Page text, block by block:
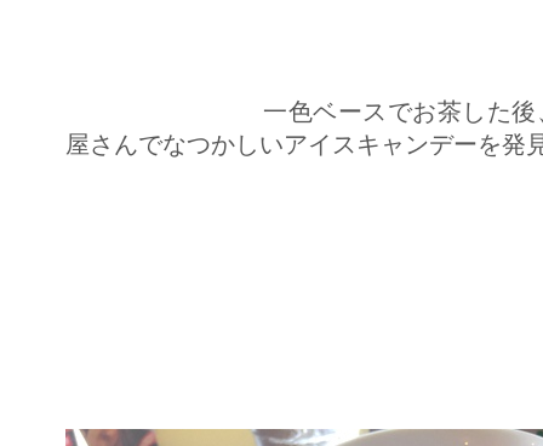
一色ベースでお茶した後、め
屋さんでなつかしいアイスキャンデーを発